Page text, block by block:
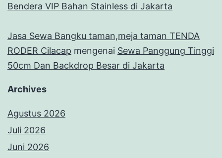
Bendera VIP Bahan Stainless di Jakarta
Jasa Sewa Bangku taman,meja taman TENDA
RODER Cilacap mengenai Sewa Panggung Tinggi
50cm Dan Backdrop Besar di Jakarta
Archives
Agustus 2026
Juli 2026
Juni 2026